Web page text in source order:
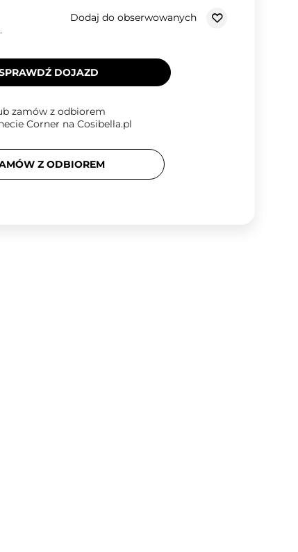
Dodaj do obserwowanych
DOJAZD
zamów z odbiorem
Corner na Cosibella.pl
Z ODBIOREM